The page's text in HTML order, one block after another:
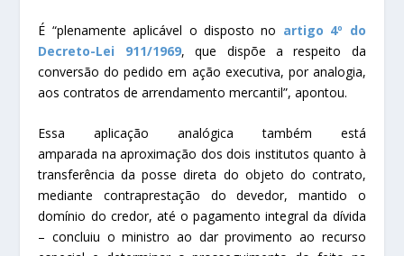
É “plenamente aplicável o disposto no artigo 4º do
Decreto-Lei 911/1969, que dispõe a respeito da
conversão do pedido em ação executiva, por analogia,
aos contratos de arrendamento mercantil”, apontou.
Essa aplicação analógica também está
amparada na aproximação dos dois institutos quanto à
transferência da posse direta do objeto do contrato,
mediante contraprestação do devedor, mantido o
domínio do credor, até o pagamento integral da dívida
– concluiu o ministro ao darprovimento ao recurso